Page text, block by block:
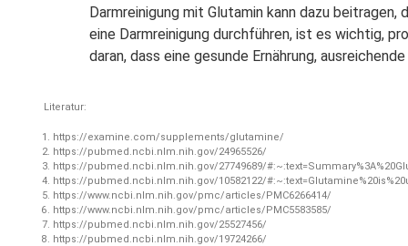
Darmreinigung mit Glutamin kann dazu
eine Darmreinigung durchführen, ist es wichtig,
daran, dass eine gesunde Ernährung,
Literatur:
https://examine.com/supplements/glutamine/
https://pubmed.ncbi.nlm.nih.gov/24965526/
https://pubmed.ncbi.nlm.nih.gov/27749689/
https://pubmed.ncbi.nlm.nih.gov/10582122/
https://www.ncbi.nlm.nih.gov/pmc/articles/PMC6266414/
https://www.ncbi.nlm.nih.gov/pmc/articles/PMC5583585/
https://pubmed.ncbi.nlm.nih.gov/25527456/
https://pubmed.ncbi.nlm.nih.gov/19724266/